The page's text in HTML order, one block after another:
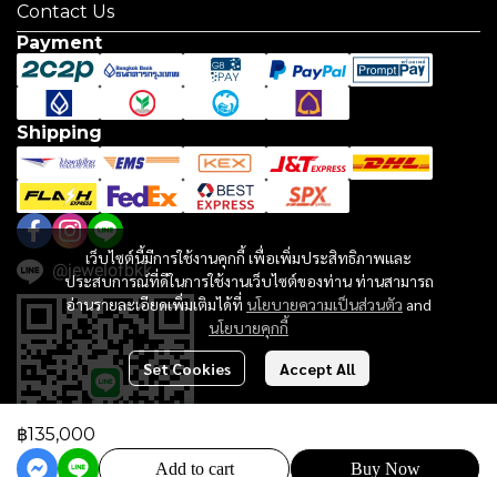
฿135,000
Add to cart Buy Now
เว็บไซต์นี้มีการใช้งานคุกกี้ เพื่อเพิ่มประสิทธิภาพและ
ประสบการณ์ที่ดีในการใช้งานเว็บไซต์ของท่าน ท่านสามารถ
อ่านรายละเอียดเพิ่มเติมได้ที่ นโยบายความเป็นส่วนตัว and
นโยบายคุกกี้
Set Cookies Accept All
Contact Us
Payment
Shipping
@jewelofbkk